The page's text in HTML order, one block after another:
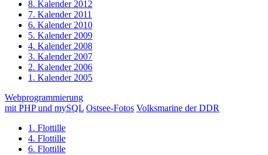
8. Kalender 2012
7. Kalender 2011
6. Kalender 2010
5. Kalender 2009
4. Kalender 2008
3. Kalender 2007
2. Kalender 2006
1. Kalender 2005
Webprogrammierung
mit PHP und mySQL Ostsee-Fotos Volksmarine der DDR
1. Flottille
4. Flottille
6. Flottille